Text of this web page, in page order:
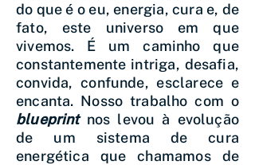
do que é o eu, energia, cura e, de
fato, este universo em que
vivemos. É um caminho que
constantemente intriga, desafia,
convida, confunde, esclarece e
encanta. Nosso trabalho com o
blueprintnos levou à evolução
de um sistema de cura
energética que chamamos de